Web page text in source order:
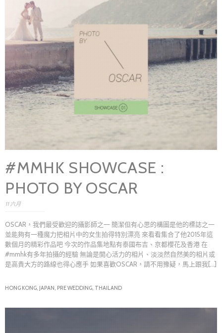
#MMHK SHOWCASE :
PHOTO BY OSCAR
11 六月
OSCAR，我們最受歡迎的攝影師之一 簡潔但有心思的構圖是他的標誌之一
並能夠有一種魔力把相片中的女生拍得特別漂亮 來看看集合了他2015年這
數個月的精彩作品吧 今次的作品集地點有泰國布吉、京都櫻花及香港 在
#mmhk有多年拍攝的經驗 無論是開心活力的相片、淡淡然自然美的相片或
是高貴大方的路線也得心應手 如果喜歡OSCAR，請不用豫疑，馬上跟我[...]
HONG KONG, JAPAN, PRE WEDDING, THAILAND